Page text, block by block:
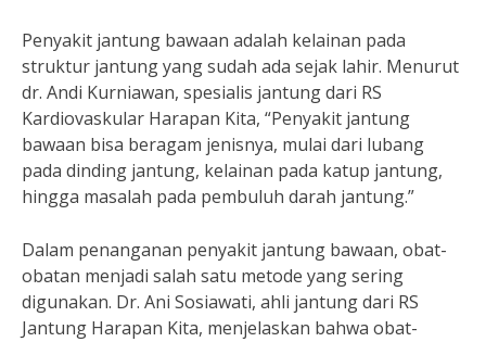
Penyakit jantung bawaan adalah kelainan pada
struktur jantung yang sudah ada sejak lahir. Menurut
dr. Andi Kurniawan, spesialis jantung dari RS
Kardiovaskular Harapan Kita, “Penyakit jantung
bawaan bisa beragam jenisnya, mulai dari lubang
pada dinding jantung, kelainan pada katup jantung,
hingga masalah pada pembuluh darah jantung.”
Dalam penanganan penyakit jantung bawaan, obat-
obatan menjadi salah satu metode yang sering
digunakan. Dr. Ani Sosiawati, ahli jantung dari RS
Jantung Harapan Kita, menjelaskan bahwa obat-